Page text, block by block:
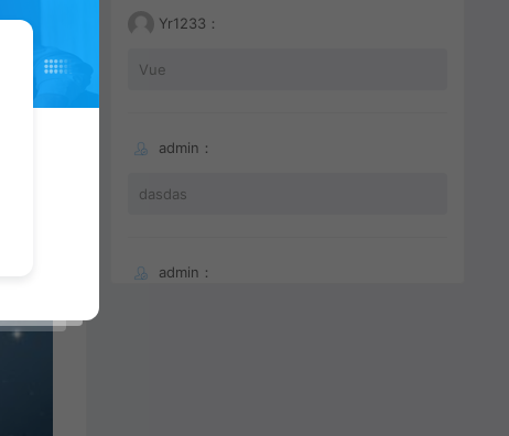
Yr1233：
Vue
admin：
dasdas
admin：